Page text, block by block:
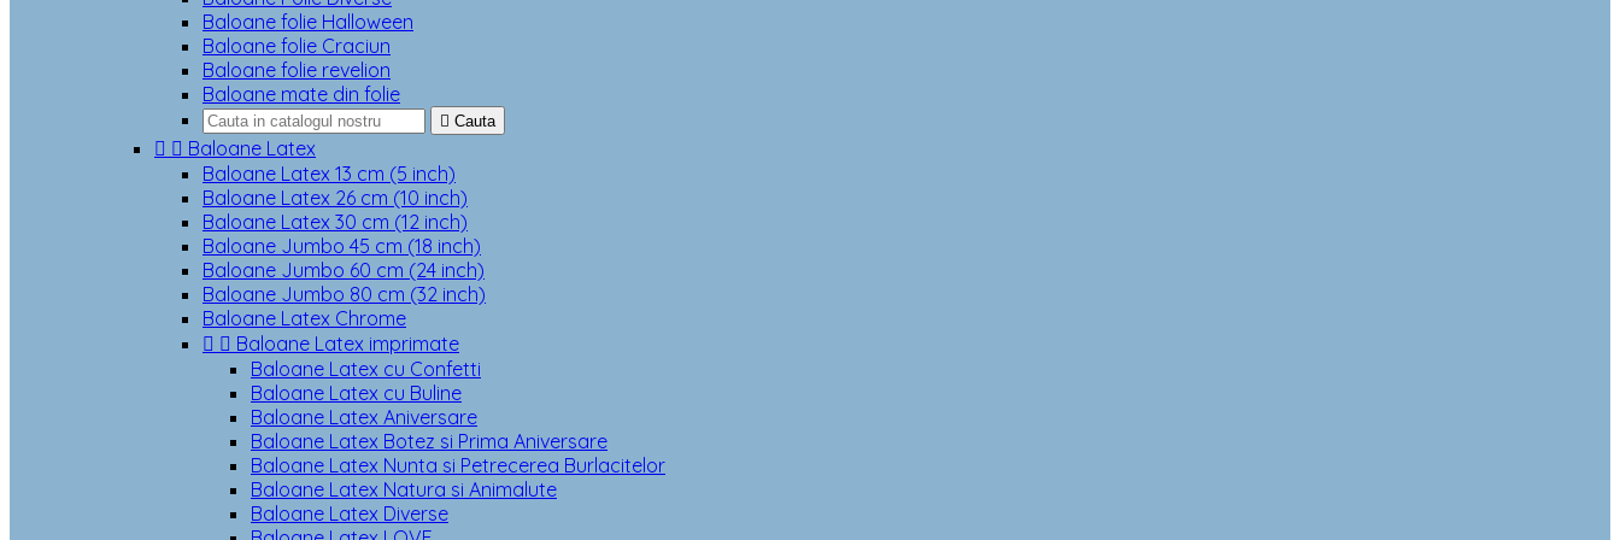
Baloane folie Halloween
Baloane folie Craciun
Baloane folie revelion
Baloane mate din folie
 Cauta
  Baloane Latex
Baloane Latex 13 cm (5 inch)
Baloane Latex 26 cm (10 inch)
Baloane Latex 30 cm (12 inch)
Baloane Jumbo 45 cm (18 inch)
Baloane Jumbo 60 cm (24 inch)
Baloane Jumbo 80 cm (32 inch)
Baloane Latex Chrome
  Baloane Latex imprimate
Baloane Latex cu Confetti
Baloane Latex cu Buline
Baloane Latex Aniversare
Baloane Latex Botez si Prima Aniversare
Baloane Latex Nunta si Petrecerea Burlacitelor
Baloane Latex Natura si Animalute
Baloane Latex Diverse